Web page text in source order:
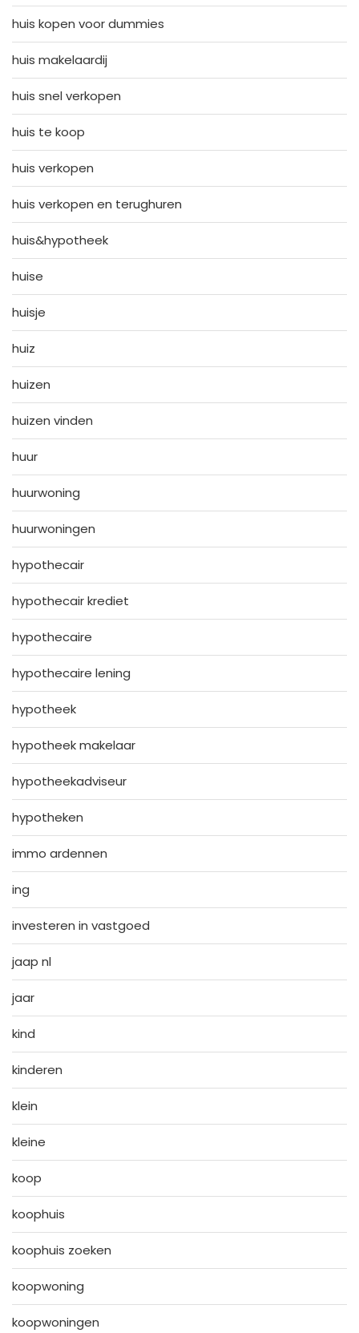
huis kopen voor dummies
huis makelaardij
huis snel verkopen
huis te koop
huis verkopen
huis verkopen en terughuren
huis&hypotheek
huise
huisje
huiz
huizen
huizen vinden
huur
huurwoning
huurwoningen
hypothecair
hypothecair krediet
hypothecaire
hypothecaire lening
hypotheek
hypotheek makelaar
hypotheekadviseur
hypotheken
immo ardennen
ing
investeren in vastgoed
jaap nl
jaar
kind
kinderen
klein
kleine
koop
koophuis
koophuis zoeken
koopwoning
koopwoningen